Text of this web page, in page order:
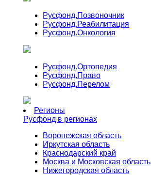
Русфонд.Позвоночник
Русфонд.Реабилитация
Русфонд.Онкология
Русфонд.Ортопедия
Русфонд.Право
Русфонд.Перелом
Регионы
Русфонд в регионах
Воронежская область
Иркутская область
Краснодарский край
Москва и Московская область
Нижегородская область